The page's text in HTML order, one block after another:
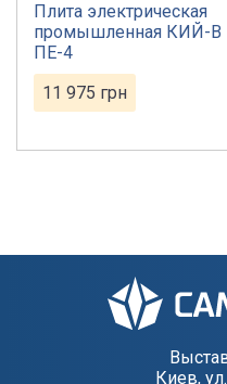
Плита электрическая
промышленная КИЙ-В
ПЕ-4
11 975 грн
Киев,